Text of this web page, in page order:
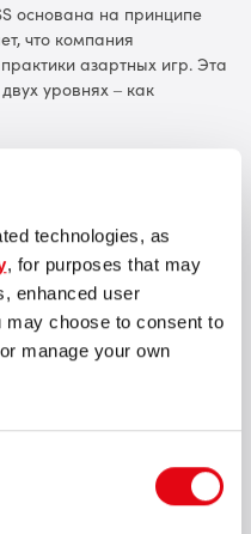
technologies, as
, for purposes that may
enhanced user
may choose to consent to
manage your own
основана на принципе
что компания
азартных игр. Эта
уровнях – как
играм. Этот отдел
надежную
и игроками и
процесс. SOFTSWISS
брендам расти,
line поддержка, борьбe
игроков, удержание и
контентом.
защиту
взаимодействуют с
решения каждой